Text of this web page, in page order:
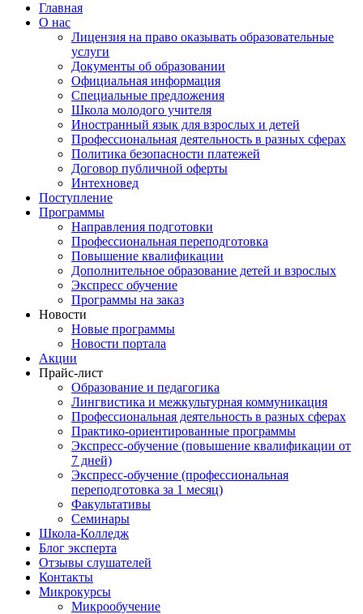
Главная
О нас
Лицензия на право оказывать образовательные
услуги
Документы об образовании
Официальная информация
Специальные предложения
Школа молодого учителя
Иностранный язык для взрослых и детей
Профессиональная деятельность в разных сферах
Политика безопасности платежей
Договор публичной оферты
Интехновед
Поступление
Программы
Направления подготовки
Профессиональная переподготовка
Повышение квалификации
Дополнительное образование детей и взрослых
Экспресс обучение
Программы на заказ
Новости
Новые программы
Новости портала
Акции
Прайс-лист
Образование и педагогика
Лингвистика и межкультурная коммуникация
Профессиональная деятельность в разных сферах
Практико-ориентированные программы
Экспресс-обучение (повышение квалификации от
7 дней)
Экспресс-обучение (профессиональная
переподготовка за 1 месяц)
Факультативы
Семинары
Школа-Колледж
Блог эксперта
Отзывы слушателей
Контакты
Микрокурсы
Микрообучение